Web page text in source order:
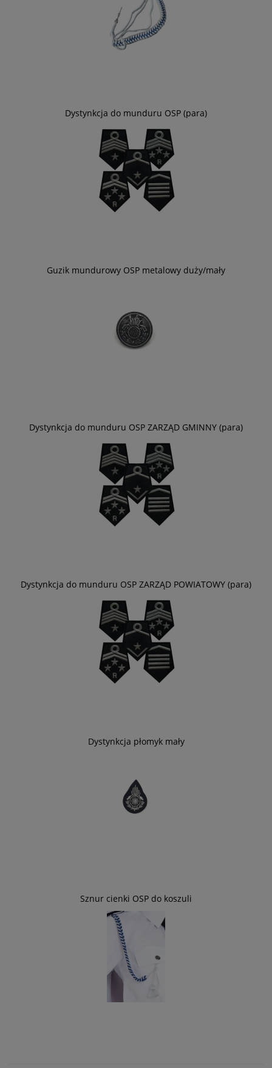
Dystynkcja do munduru OSP (para)
Guzik mundurowy OSP metalowy duży/mały
Dystynkcja do munduru OSP ZARZĄD GMINNY (para)
Dystynkcja do munduru OSP ZARZĄD POWIATOWY (para)
Dystynkcja płomyk mały
Sznur cienki OSP do koszuli